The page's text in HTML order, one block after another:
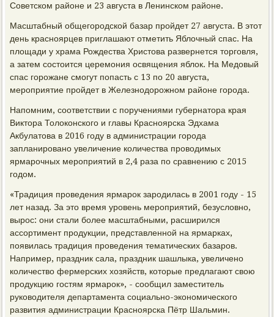
Советском районе и 23 августа в Ленинском районе.
Масштабный общегородской базар пройдет 27 августа. В этот
день красноярцев приглашают отметить Яблочный спас. На
площади у храма Рождества Христова развернется торговля,
а затем состоится церемония освящения яблок. На Медовый
спас горожане смогут попасть с 13 по 20 августа,
мероприятие пройдет в Железнодорожном районе города.
Напомним, соответствии с поручениями губернатора края
Виктора Толоконского и главы Красноярска Эдхама
Акбулатова в 2016 году в администрации города
запланировано увеличение количества проводимых
ярмарочных мероприятий в 2,4 раза по сравнению с 2015
годом.
«Традиция проведения ярмарок зародилась в 2001 году - 15
лет назад. За это время уровень мероприятий, безусловно,
вырос: они стали более масштабными, расширился
ассортимент продукции, представленной на ярмарках,
появилась традиция проведения тематических базаров.
Например, праздник сала, праздник шашлыка, увеличено
количество фермерских хозяйств, которые предлагают свою
продукцию гостям ярмарок», - сообщил заместитель
руководителя департамента социально-экономического
развития администрации Красноярска Пётр Шальмин.